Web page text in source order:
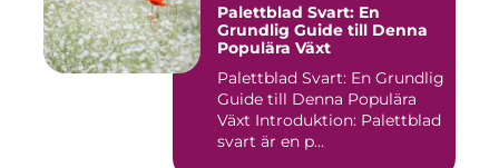
Palettblad Svart: En
Grundlig Guide till Denna
Populära Växt
Palettblad Svart: En Grundlig
Guide till Denna Populära
Växt Introduktion: Palettblad
svart är en p...